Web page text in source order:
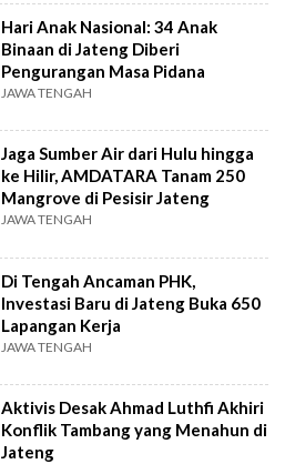
Hari Anak Nasional: 34 Anak
Binaan di Jateng Diberi
Pengurangan Masa Pidana
JAWA TENGAH
Jaga Sumber Air dari Hulu hingga
ke Hilir, AMDATARA Tanam 250
Mangrove di Pesisir Jateng
JAWA TENGAH
Di Tengah Ancaman PHK,
Investasi Baru di Jateng Buka 650
Lapangan Kerja
JAWA TENGAH
Aktivis Desak Ahmad Luthfi Akhiri
Konflik Tambang yang Menahun di
Jateng